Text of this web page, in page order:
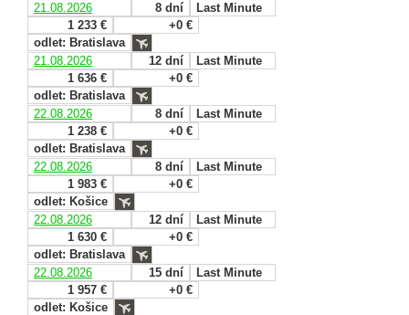
21.08.2026
8 dní
Last Minute
1 233 €
+0 €
odlet: Bratislava
21.08.2026
12 dní
Last Minute
1 636 €
+0 €
odlet: Bratislava
22.08.2026
8 dní
Last Minute
1 238 €
+0 €
odlet: Bratislava
22.08.2026
8 dní
Last Minute
1 983 €
+0 €
odlet: Košice
22.08.2026
12 dní
Last Minute
1 630 €
+0 €
odlet: Bratislava
22.08.2026
15 dní
Last Minute
1 957 €
+0 €
odlet: Košice